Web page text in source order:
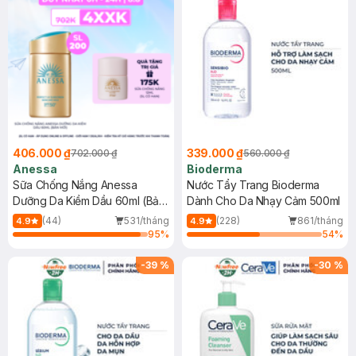
406.000 ₫702.000 ₫
Anessa
Sữa Chống Nắng Anessa
Dưỡng Da Kiềm Dầu 60ml (Bản
Mới)
4.9 (44)
531/tháng
95%
339.000 ₫560.000 ₫
Bioderma
Nước Tẩy Trang Bioderma
Dành Cho Da Nhạy Cảm 500ml
4.9 (228)
861/tháng
54%
-39 % -30 %